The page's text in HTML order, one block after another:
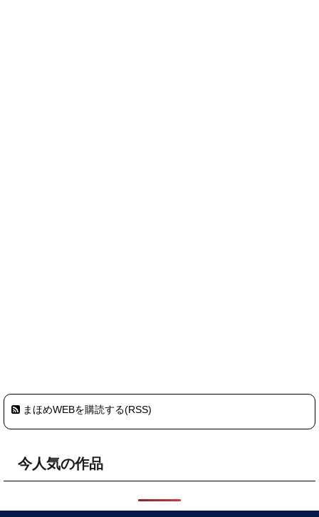
まほめWEBを購読する(RSS)
今人気の作品